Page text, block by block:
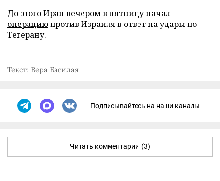
До этого Иран вечером в пятницуначал
операциюпротив Израиля в ответ на удары по
Тегерану.
Текст: Вера Басилая
Подписывайтесь на наши каналы
Читать комментарии (3)